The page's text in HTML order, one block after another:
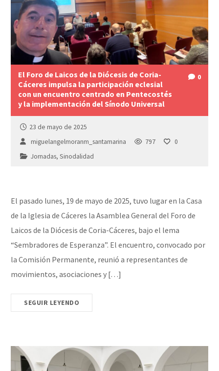
El Foro de Laicos de la Diócesis de Coria-
Cáceres impulsa la participación eclesial
con un encuentro centrado en Pentecostés
y la implementación del Sínodo Universal
0
23 de mayo de 2025
miguelangelmoranm_santamarina
797
0
Jornadas,Sinodalidad
El pasado lunes, 19 de mayo de 2025, tuvo lugar en la Casa
de la Iglesia de Cáceres la Asamblea General del Foro de
Laicos de la Diócesis de Coria-Cáceres, bajo el lema
“Sembradores de Esperanza”. El encuentro, convocado por
la Comisión Permanente, reunió a representantes de
movimientos, asociaciones y […]
SEGUIR LEYENDO